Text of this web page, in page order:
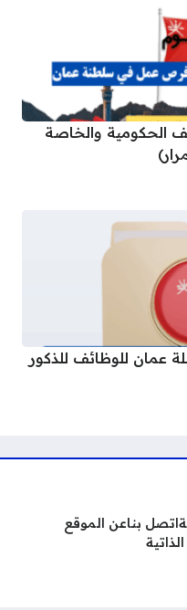
الحكومية والخاصة
عمان للوظائف للذكور
اتصل بناعن الموقع